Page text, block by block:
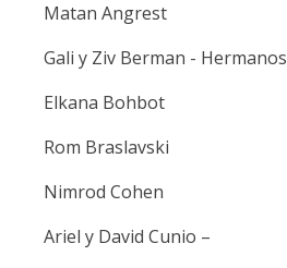
Matan Angrest
Gali y Ziv Berman - Hermanos
Elkana Bohbot
Rom Braslavski
Nimrod Cohen
Ariel y David Cunio –